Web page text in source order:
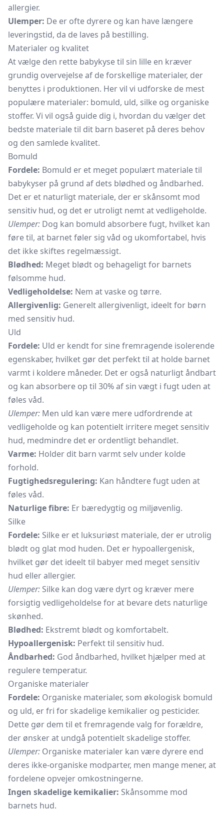
allergier.
Ulemper: De er ofte dyrere og kan have længere
leveringstid, da de laves på bestilling.
Materialer og kvalitet
At vælge den rette babykyse til sin lille en kræver
grundig overvejelse af de forskellige materialer, der
benyttes i produktionen. Her vil vi udforske de mest
populære materialer: bomuld, uld, silke og organiske
stoffer. Vi vil også guide dig i, hvordan du vælger det
bedste materiale til dit barn baseret på deres behov
og den samlede kvalitet.
Bomuld
Fordele: Bomuld er et meget populært materiale til
babykyser på grund af dets blødhed og åndbarhed.
Det er et naturligt materiale, der er skånsomt mod
sensitiv hud, og det er utroligt nemt at vedligeholde.
Ulemper: Dog kan bomuld absorbere fugt, hvilket kan
føre til, at barnet føler sig våd og ukomfortabel, hvis
det ikke skiftes regelmæssigt.
Blødhed: Meget blødt og behageligt for barnets
følsomme hud.
Vedligeholdelse: Nem at vaske og tørre.
Allergivenlig: Generelt allergivenligt, ideelt for børn
med sensitiv hud.
Uld
Fordele: Uld er kendt for sine fremragende isolerende
egenskaber, hvilket gør det perfekt til at holde barnet
varmt i koldere måneder. Det er også naturligt åndbart
og kan absorbere op til 30% af sin vægt i fugt uden at
føles våd.
Ulemper: Men uld kan være mere udfordrende at
vedligeholde og kan potentielt irritere meget sensitiv
hud, medmindre det er ordentligt behandlet.
Varme: Holder dit barn varmt selv under kolde
forhold.
Fugtighedsregulering: Kan håndtere fugt uden at
føles våd.
Naturlige fibre: Er bæredygtig og miljøvenlig.
Silke
Fordele: Silke er et luksuriøst materiale, der er utrolig
blødt og glat mod huden. Det er hypoallergenisk,
hvilket gør det ideelt til babyer med meget sensitiv
hud eller allergier.
Ulemper: Silke kan dog være dyrt og kræver mere
forsigtig vedligeholdelse for at bevare dets naturlige
skønhed.
Blødhed: Ekstremt blødt og komfortabelt.
Hypoallergenisk: Perfekt til sensitiv hud.
Åndbarhed: God åndbarhed, hvilket hjælper med at
regulere temperatur.
Organiske materialer
Fordele: Organiske materialer, som økologisk bomuld
og uld, er fri for skadelige kemikalier og pesticider.
Dette gør dem til et fremragende valg for forældre,
der ønsker at undgå potentielt skadelige stoffer.
Ulemper: Organiske materialer kan være dyrere end
deres ikke-organiske modparter, men mange mener, at
fordelene opvejer omkostningerne.
Ingen skadelige kemikalier: Skånsomme mod
barnets hud.